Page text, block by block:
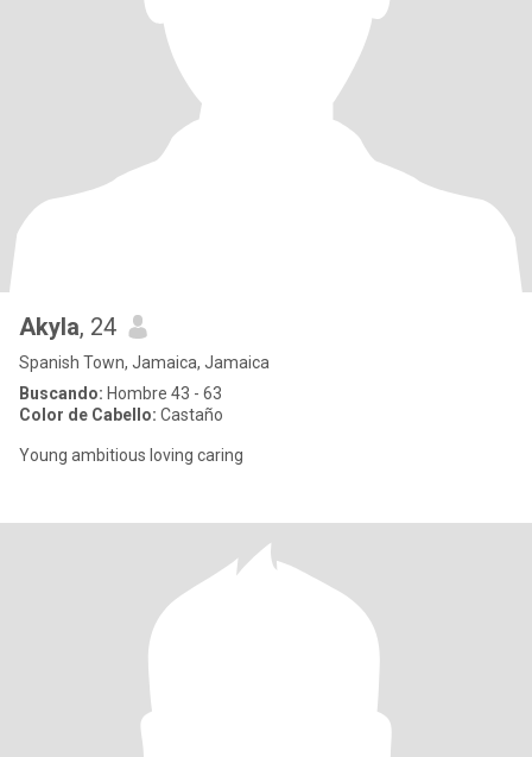
Akyla, 24
Spanish Town, Jamaica, Jamaica
Buscando: Hombre 43 - 63
Color de Cabello: Castaño
Young ambitious loving caring